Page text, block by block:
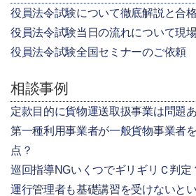
役員法令試験について徹底解説と合
役員法令試験当日の流れについて現
役員法令試験全国セミナーのご依頼
相談事例
定款目的に貨物運送取扱事業は問題
第一種利用事業者が一般貨物事業者
点？
巡回指導NGいくつでギリギリＣ判定
運行管理者も基礎講習を受けないと